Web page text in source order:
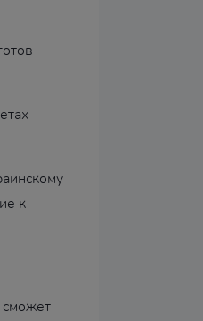
к
сможет